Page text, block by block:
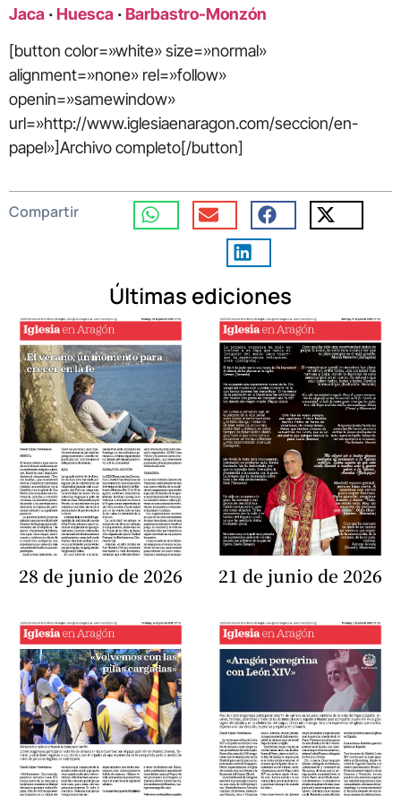
Jaca ·Huesca ·Barbastro-Monzón
[button color=»white» size=»normal»
alignment=»none» rel=»follow»
openin=»samewindow»
url=»http://www.iglesiaenaragon.com/seccion/en-
papel»]Archivo completo[/button]
Compartir
Últimas ediciones
28 de junio de 2026 21 de junio de 2026